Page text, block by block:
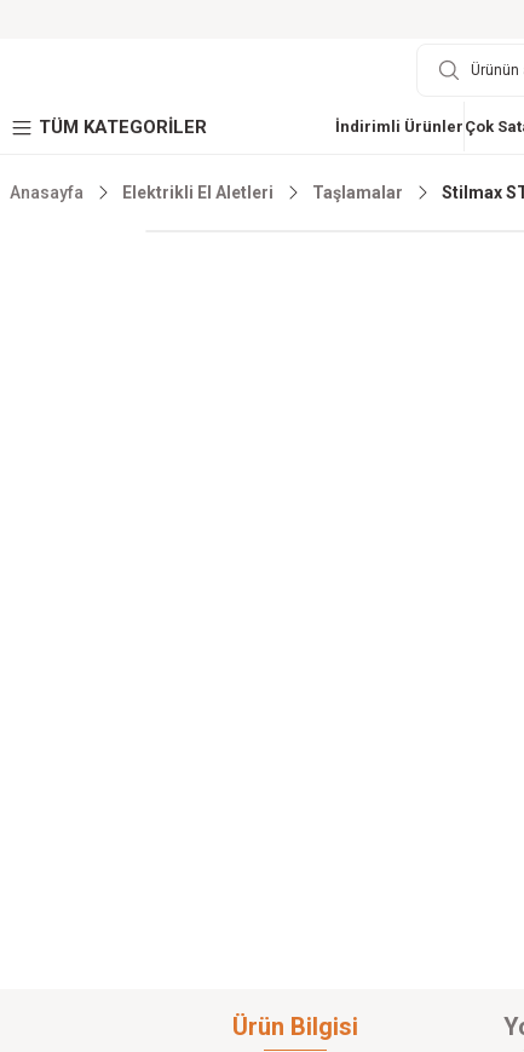
TÜM KATEGORİLER İndirimli Ürünler Çok
Anasayfa Elektrikli El Aletleri Taşlamalar Stilmax
Ürün Bilgisi